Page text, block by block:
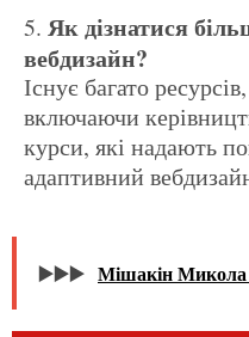
Як дізнатися більше про адаптивний
вебдизайн?
Існує багато
включаючи
курси, які надають
адаптивний
▶️▶️▶️ Мішакін